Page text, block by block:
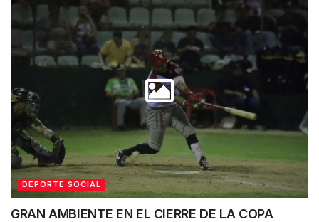
DEPORTE SOCIAL
GRAN AMBIENTE EN EL CIERRE DE LA COPA